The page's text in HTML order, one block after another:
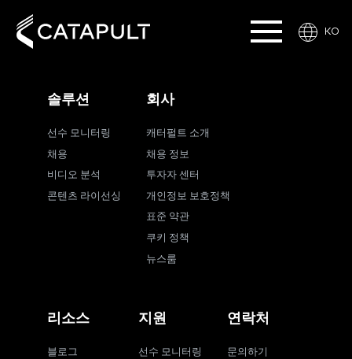
KO
솔루션
선수 모니터링
채용
비디오 분석
콘텐츠 라이선싱
회사
캐터펄트 소개
채용 정보
투자자 센터
개인정보 보호정책
표준 약관
쿠키 정책
뉴스룸
리소스
블로그
지원
선수 모니터링
연락처
문의하기